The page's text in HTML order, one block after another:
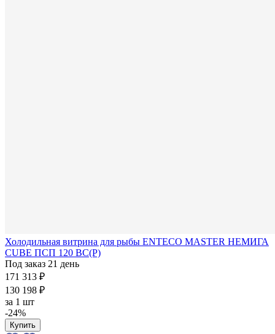
Холодильная витрина для рыбы ENTECO MASTER НЕМИГА
CUBE ПСП 120 ВС(Р)
Под заказ 21 день
171 313 ₽
130 198 ₽
за 1 шт
-24%
Купить